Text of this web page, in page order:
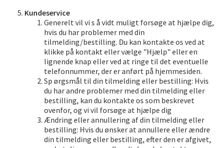
Kundeservice
Generelt vil vi s å vidt muligt forsøge at hjælpe dig,
hvis du har problemer med din
tilmelding/bestilling. Du kan kontakte os ved at
klikke på kontakt eller vælge "Hjælp" eller en
lignende knap eller ved at ringe til det eventuelle
telefonnummer, der er anført på hjemmesiden.
Sp ørgsmål til din tilmelding eller bestilling: Hvis
du har andre problemer med din tilmelding eller
bestilling, kan du kontakte os som beskrevet
ovenfor, og vi vil forsøge at hjælpe dig
Ændring eller annullering af din tilmelding eller
bestilling: Hvis du ønsker at annullere eller ændre
din tilmelding eller bestilling, efter den er afgivet,